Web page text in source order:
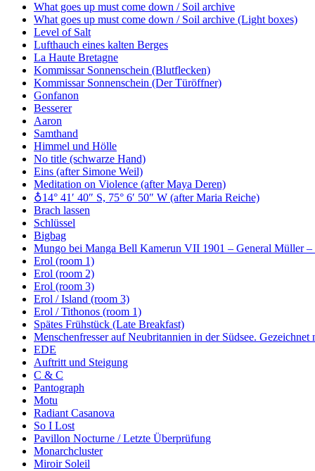
What goes up must come down / Soil archive
What goes up must come down / Soil archive (Light boxes)
Level of Salt
Lufthauch eines kalten Berges
La Haute Bretagne
Kommissar Sonnenschein (Blutflecken)
Kommissar Sonnenschein (Der Türöffner)
Gonfanon
Besserer
Aaron
Samthand
Himmel und Hölle
No title (schwarze Hand)
Eins (after Simone Weil)
Meditation on Violence (after Maya Deren)
♁14° 41′ 40″ S, 75° 6′ 50″ W (after Maria Reiche)
Brach lassen
Schlüssel
Bigbag
Mungo bei Manga Bell Kamerun VII 1901 – General Müller
Erol (room 1)
Erol (room 2)
Erol (room 3)
Erol / Island (room 3)
Erol / Tithonos (room 1)
Spätes Frühstück (Late Breakfast)
Menschenfresser auf Neubritannien in der Südsee.
EDE
Auftritt und Steigung
C & C
Pantograph
Motu
Radiant Casanova
So I Lost
Pavillon Nocturne / Letzte Überprüfung
Monarchcluster
Miroir Soleil